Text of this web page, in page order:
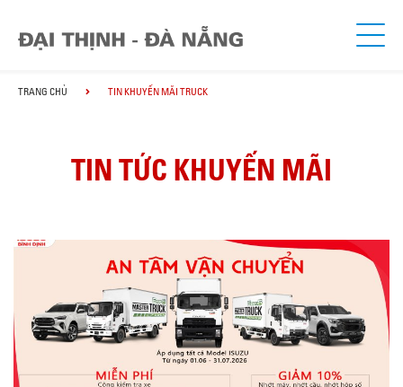
TRANG CHỦ TIN KHUYẾN MÃI TRUCK
TIN TỨC KHUYẾN MÃI